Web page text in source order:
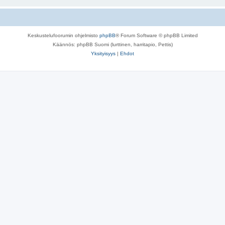
Keskustelufoorumin ohjelmisto phpBB® Forum Software © phpBB Limited
Käännös: phpBB Suomi (lurttinen, harritapio, Pettis)
Yksityisyys | Ehdot